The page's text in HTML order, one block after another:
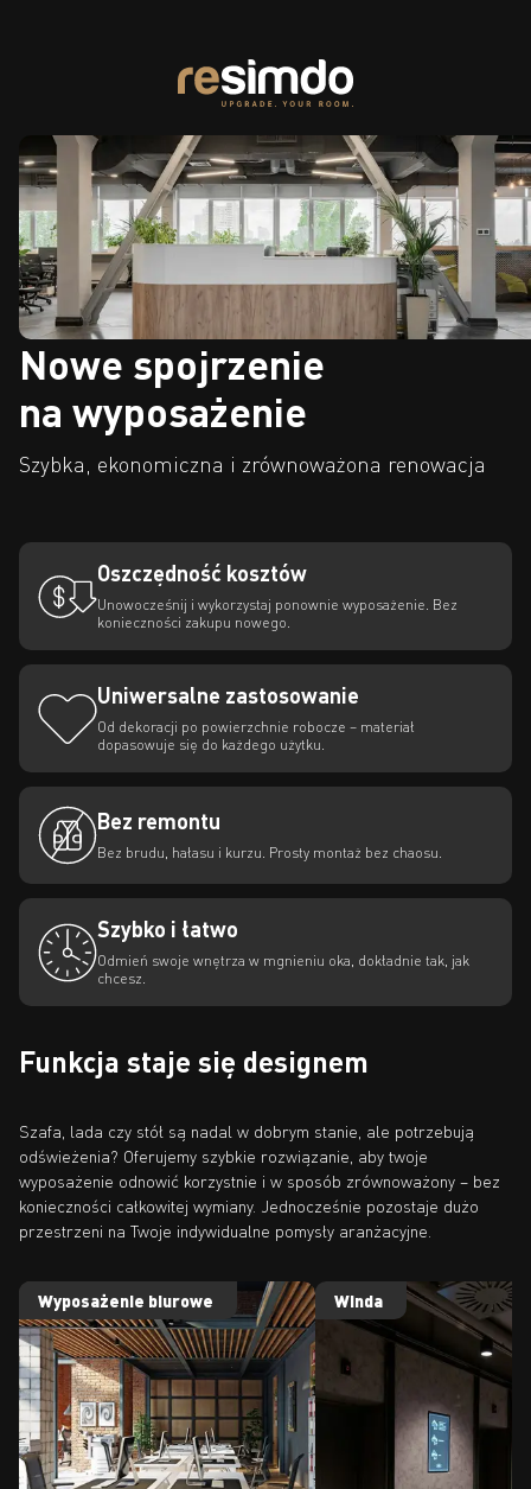
Nowe spojrzenie
na wyposażenie
Szybka, ekonomiczna i zrównoważona renowacja
Oszczędność kosztów
Unowocześnij i wykorzystaj ponownie wyposażenie. Bez
konieczności zakupu nowego.
Uniwersalne zastosowanie
Od dekoracji po powierzchnie robocze – materiał
dopasowuje się do każdego użytku.
Bez remontu
Bez brudu, hałasu i kurzu. Prosty montaż bez chaosu.
Szybko i łatwo
Odmień swoje wnętrza w mgnieniu oka, dokładnie tak, jak
chcesz.
Funkcja staje się designem
Szafa, lada czy stół są nadal w dobrym stanie, ale potrzebują
odświeżenia? Oferujemy szybkie rozwiązanie, aby twoje
wyposażenie odnowić korzystnie i w sposób zrównoważony – bez
konieczności całkowitej wymiany. Jednocześnie pozostaje dużo
przestrzeni na Twoje indywidualne pomysły aranżacyjne.
Wyposażenie biurowe Winda